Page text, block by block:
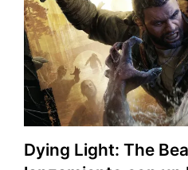
Dying Light: The